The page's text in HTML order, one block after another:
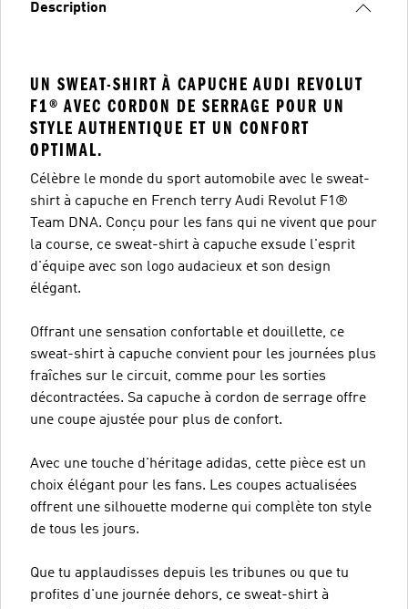
Description
UN SWEAT-SHIRT À CAPUCHE AUDI REVOLUT
F1® AVEC CORDON DE SERRAGE POUR UN
STYLE AUTHENTIQUE ET UN CONFORT
OPTIMAL.
Célèbre le monde du sport automobile avec le sweat-
shirt à capuche en French terry Audi Revolut F1®
Team DNA. Conçu pour les fans qui ne vivent que pour
la course, ce sweat-shirt à capuche exsude l'esprit
d'équipe avec son logo audacieux et son design
élégant.
Offrant une sensation confortable et douillette, ce
sweat-shirt à capuche convient pour les journées plus
fraîches sur le circuit, comme pour les sorties
décontractées. Sa capuche à cordon de serrage offre
une coupe ajustée pour plus de confort.
Avec une touche d'héritage adidas, cette pièce est un
choix élégant pour les fans. Les coupes actualisées
offrent une silhouette moderne qui complète ton style
de tous les jours.
Que tu applaudisses depuis les tribunes ou que tu
profites d'une journée dehors, ce sweat-shirt à